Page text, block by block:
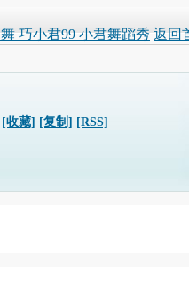
巧小君99 小君舞蹈秀 返回
[收藏] [复制] [RSS]